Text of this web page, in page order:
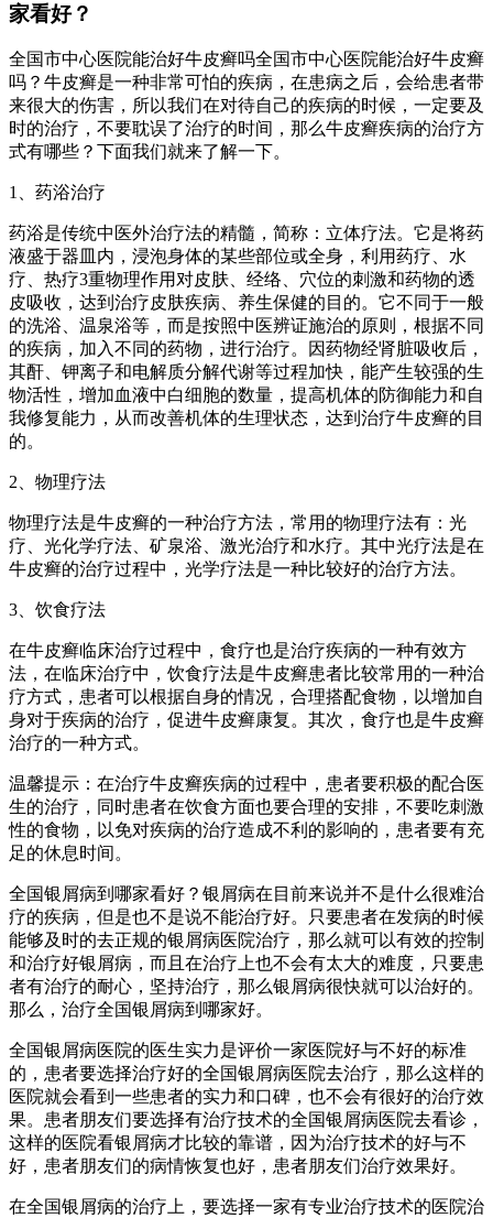
家看好？
全国市中心医院能治好牛皮癣吗全国市中心医院能治好牛皮癣
吗？牛皮癣是一种非常可怕的疾病，在患病之后，会给患者带
来很大的伤害，所以我们在对待自己的疾病的时候，一定要及
时的治疗，不要耽误了治疗的时间，那么牛皮癣疾病的治疗方
式有哪些？下面我们就来了解一下。
1、药浴治疗
药浴是传统中医外治疗法的精髓，简称：立体疗法。它是将药
液盛于器皿内，浸泡身体的某些部位或全身，利用药疗、水
疗、热疗3重物理作用对皮肤、经络、穴位的刺激和药物的透
皮吸收，达到治疗皮肤疾病、养生保健的目的。它不同于一般
的洗浴、温泉浴等，而是按照中医辨证施治的原则，根据不同
的疾病，加入不同的药物，进行治疗。因药物经肾脏吸收后，
其酐、钾离子和电解质分解代谢等过程加快，能产生较强的生
物活性，增加血液中白细胞的数量，提高机体的防御能力和自
我修复能力，从而改善机体的生理状态，达到治疗牛皮癣的目
的。
2、物理疗法
物理疗法是牛皮癣的一种治疗方法，常用的物理疗法有：光
疗、光化学疗法、矿泉浴、激光治疗和水疗。其中光疗法是在
牛皮癣的治疗过程中，光学疗法是一种比较好的治疗方法。
3、饮食疗法
在牛皮癣临床治疗过程中，食疗也是治疗疾病的一种有效方
法，在临床治疗中，饮食疗法是牛皮癣患者比较常用的一种治
疗方式，患者可以根据自身的情况，合理搭配食物，以增加自
身对于疾病的治疗，促进牛皮癣康复。其次，食疗也是牛皮癣
治疗的一种方式。
温馨提示：在治疗牛皮癣疾病的过程中，患者要积极的配合医
生的治疗，同时患者在饮食方面也要合理的安排，不要吃刺激
性的食物，以免对疾病的治疗造成不利的影响的，患者要有充
足的休息时间。
全国银屑病到哪家看好？银屑病在目前来说并不是什么很难治
疗的疾病，但是也不是说不能治疗好。只要患者在发病的时候
能够及时的去正规的银屑病医院治疗，那么就可以有效的控制
和治疗好银屑病，而且在治疗上也不会有太大的难度，只要患
者有治疗的耐心，坚持治疗，那么银屑病很快就可以治好的。
那么，治疗全国银屑病到哪家好。
全国银屑病医院的医生实力是评价一家医院好与不好的标准
的，患者要选择治疗好的全国银屑病医院去治疗，那么这样的
医院就会看到一些患者的实力和口碑，也不会有很好的治疗效
果。患者朋友们要选择有治疗技术的全国银屑病医院去看诊，
这样的医院看银屑病才比较的靠谱，因为治疗技术的好与不
好，患者朋友们的病情恢复也好，患者朋友们治疗效果好。
在全国银屑病的治疗上，要选择一家有专业治疗技术的医院治